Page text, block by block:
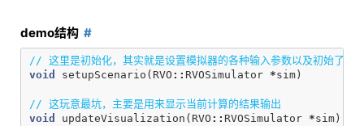
demo结构
// 这里是初始化，其实就是设置模拟器的各种输入参数以及初始了这
void
setupScenario ( RVO :: RVOSimulator *sim )
// 这玩意最坑，主要是用来显示当前计算的结果输出
void
updateVisualization ( RVO :: RVOSimulator *sim )